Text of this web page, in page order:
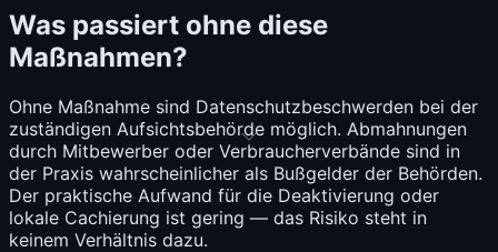
Was passiert ohne diese
Maßnahmen?
Ohne Maßnahme sind Datenschutzbeschwerden bei der
zuständigen Aufsichtsbehörde möglich. Abmahnungen
durch Mitbewerber oder Verbraucherverbände sind in
der Praxis wahrscheinlicher als Bußgelder der Behörden.
Der praktische Aufwand für die Deaktivierung oder
lokale Cachierung ist gering — das Risiko steht in
keinem Verhältnis dazu.